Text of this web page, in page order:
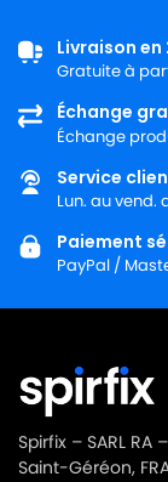
Livraison en
Gratuite à
Échange
Échange
Service
Lun. au vend.
Paiement
PayPal /
Spirfix – SARL
Saint-Géréon,